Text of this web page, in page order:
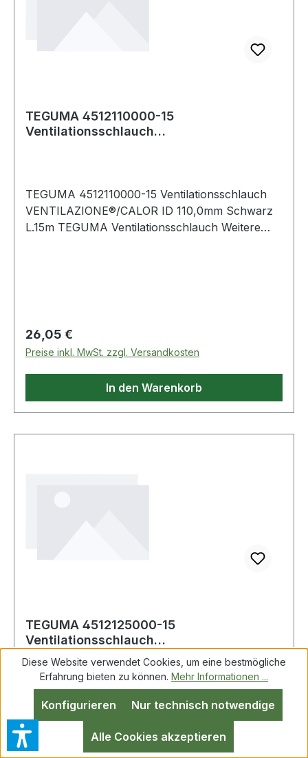
TEGUMA 4512110000-15
Ventilationsschlauch
TEGUMA 4512110000-15 Ventilationsschlauch
VENTILAZIONE®/CALOR ID 110,0mm Schwarz
L.15m TEGUMA Ventilationsschlauch Weitere
Regulärer Preis:
26,05 €
Preise inkl. MwSt. zzgl. Versandkosten
In den Warenkorb
TEGUMA 4512125000-15
Ventilationsschlauch
VENTILAZIONE®/CALOR Innen-Ø 127,0 mm
S
TEGUMA 4512125000-15 Ventilationsschlauch
VENTILAZIONE®/CALOR ID 127,0mm Schwarz
L.15m TEGUMA Ventilationsschlauch Weitere
technische Eigenschaften: · Biegeradius: 127mm ·
Diese Website verwendet Cookies, um eine bestmögliche
Erfahrung bieten zu können. Mehr Informationen ...
Nur technisch notwendige
Konfigurieren
Alle Cookies akzeptieren